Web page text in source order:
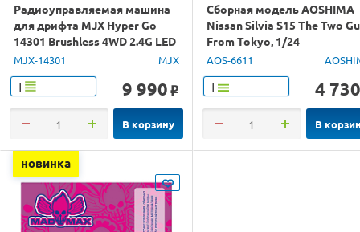
Радиоуправляемая машина
для дрифта MJX Hyper Go
14301 Brushless 4WD 2.4G LED
1/14 RTR
MJX-14301 MJX
Т 9 990 o
В корзину
Сборная модель AOSHIMA
Nissan Silvia S15 The Two
From Tokyo, 1/24
AOS-6611
Т 4 730
В
новинка